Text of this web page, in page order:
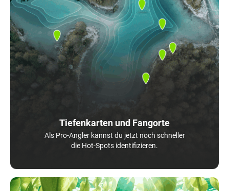
Tiefenkarten und Fangorte
Als Pro-Angler kannst du jetzt noch schneller
die Hot-Spots identifizieren.